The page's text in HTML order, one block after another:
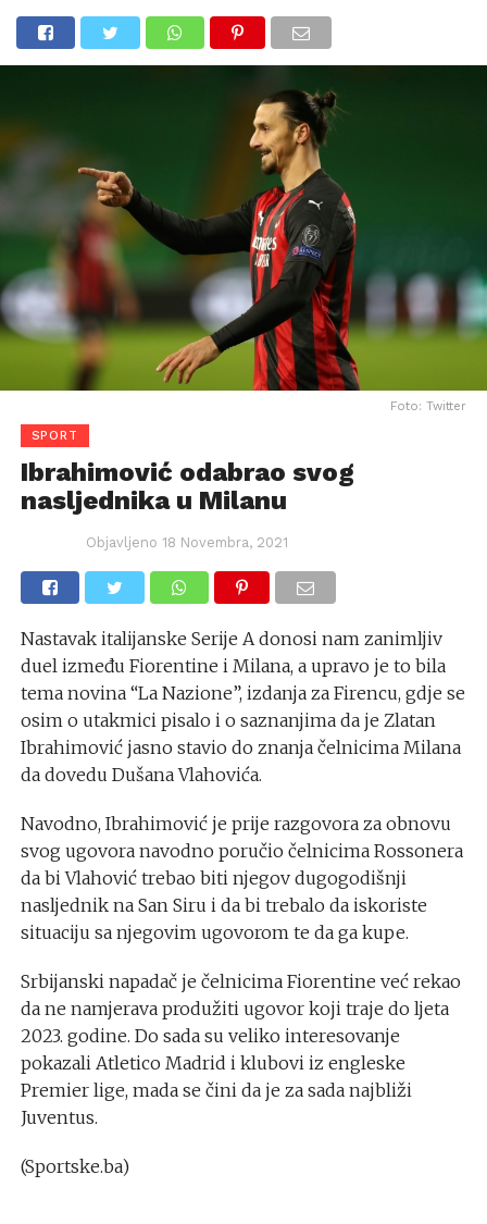
Foto: Twitter
SPORT
Ibrahimović odabrao svog
nasljednika u Milanu
Objavljeno 18 Novembra, 2021
Nastavak italijanske Serije A donosi nam zanimljiv
duel između Fiorentine i Milana, a upravo je to bila
tema novina “La Nazione”, izdanja za Firencu, gdje se
osim o utakmici pisalo i o saznanjima da je Zlatan
Ibrahimović jasno stavio do znanja čelnicima Milana
da dovedu Dušana Vlahovića.
Navodno, Ibrahimović je prije razgovora za obnovu
svog ugovora navodno poručio čelnicima Rossonera
da bi Vlahović trebao biti njegov dugogodišnji
nasljednik na San Siru i da bi trebalo da iskoriste
situaciju sa njegovim ugovorom te da ga kupe.
Srbijanski napadač je čelnicima Fiorentine već rekao
da ne namjerava produžiti ugovor koji traje do ljeta
2023. godine. Do sada su veliko interesovanje
pokazali Atletico Madrid i klubovi iz engleske
Premier lige, mada se čini da je za sada najbliži
Juventus.
(Sportske.ba)